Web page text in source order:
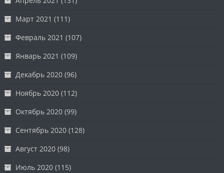
Март 2021 (111)
Февраль 2021 (107)
Январь 2021 (109)
Декабрь 2020 (96)
Ноябрь 2020 (112)
Октябрь 2020 (99)
Сентябрь 2020 (128)
Август 2020 (98)
Июль 2020 (115)